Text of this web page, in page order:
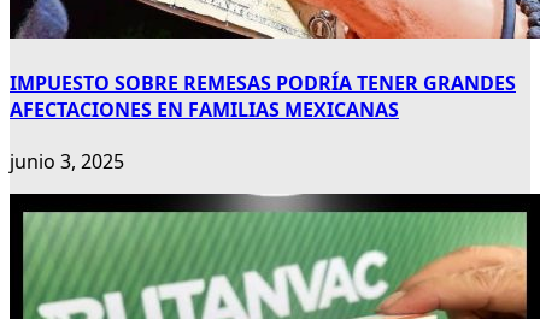
IMPUESTO SOBRE REMESAS PODRÍA TENER GRANDES
AFECTACIONES EN FAMILIAS MEXICANAS
junio 3, 2025